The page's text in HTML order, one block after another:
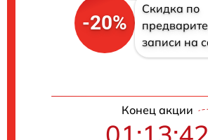
-20%
Скидка по
записи на
Конец акции